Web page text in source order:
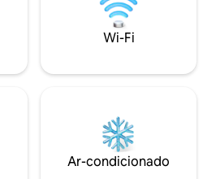
Wi-Fi
Ar-condicionado